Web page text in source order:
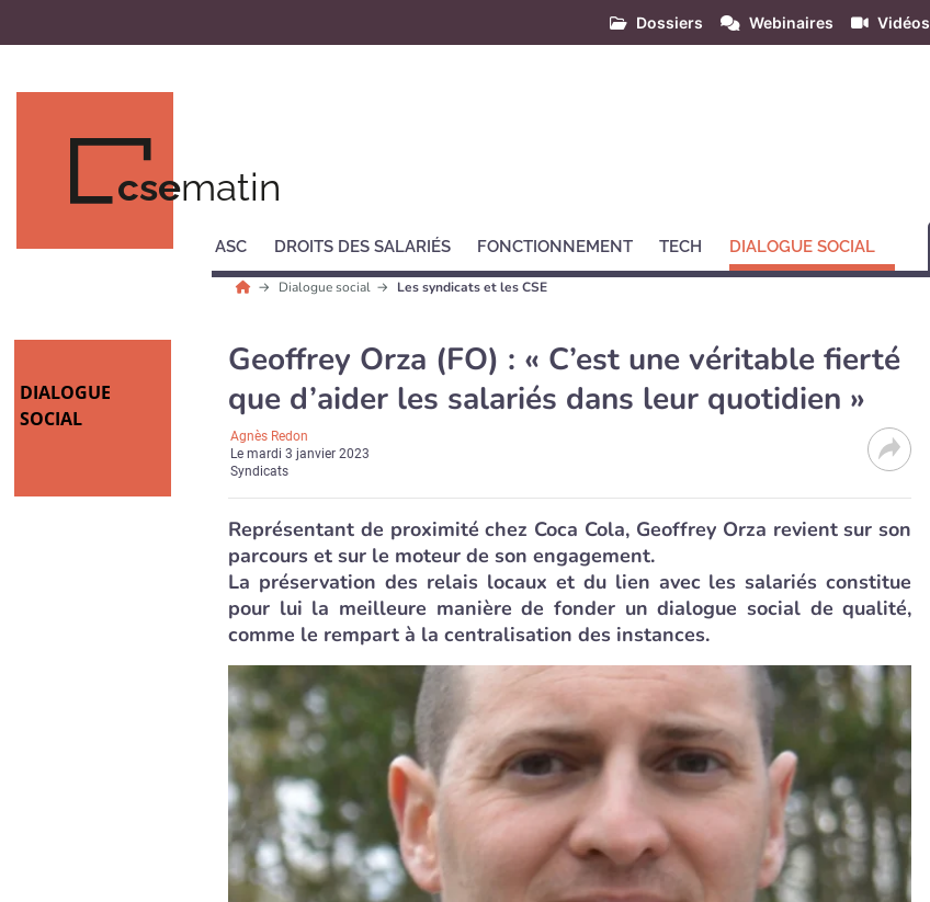
Dossiers Webinaires Vidéos
csematin
ASC DROITS DES SALARIÉS FONCTIONNEMENT TECH DIALOGUE SOCIAL
Dialogue social Les syndicats et les CSE
DIALOGUE
SOCIAL
Geoffrey Orza (FO) : « C’est une véritable fierté
que d’aider les salariés dans leur quotidien »
Agnès Redon
Lemardi 3 janvier 2023
Syndicats
Représentant de proximité chez Coca Cola, Geoffrey Orza revient sur son
parcours et sur le moteur de son engagement.
La préservation des relais locaux et du lien avec les salariés constitue
pour lui la meilleure manière de fonder un dialogue social de qualité,
comme le rempart à la centralisation des instances.